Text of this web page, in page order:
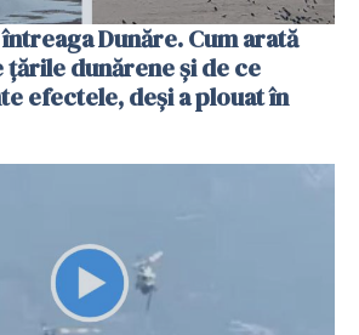
Dunăre. Cum arată
țările dunărene și de ce
efectele, deși a plouat în